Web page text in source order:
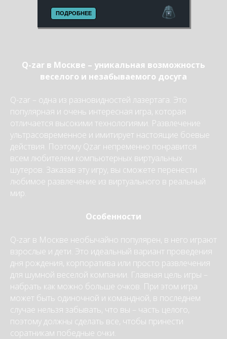
ПОДРОБНЕЕ
Q-zar в Москве – уникальная возможность
веселого и незабываемого досуга
Q-zar – одна из разновидностей лазертага. Это
популярная и очень интересная игра, которая
отличается высокими технологиями. Развлечение
ультрасовременное и имитирует настоящие боевые
действия. Поэтому Qzar непременно понравится
всем любителем компьютерных виртуальных
шутеров. Заказав эту игру, вы сможете перенести
любимое развлечение из виртуального в реальный
мир.
Особенности
Q-zar в Москве необычайно популярен, в него играют
взрослые и дети. Это идеальный вариант проведения
дня рождения, корпоратива или просто развлечения
для шумной веселой компании. Главная цель игры –
набрать как можно больше очков. При этом игра
может быть одиночной и командной, в последнем
случае нельзя забывать, что вы – часть целого,
поэтому должны сделать все, чтобы принести
соратникам победные очки.